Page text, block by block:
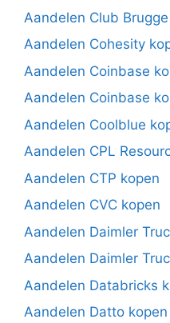
Aandelen Club
Aandelen Cohesity
Aandelen Coinbase
Aandelen Coinbase
Aandelen Coolblue
Aandelen CPL
Aandelen CTP kopen
Aandelen CVC kopen
Aandelen Daimler
Aandelen Daimler
Aandelen Databricks
Aandelen Datto kopen